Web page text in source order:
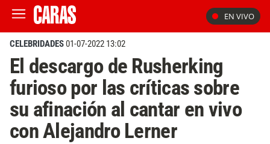
EN VIVO
CELEBRIDADES01-07-2022 13:02
El descargo de Rusherking
furioso por las críticas sobre
su afinación al cantar en vivo
con Alejandro Lerner